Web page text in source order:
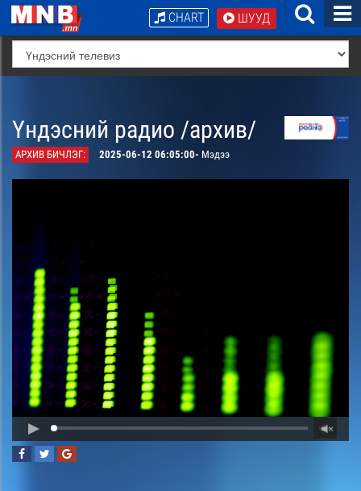
ШУУД
CHART
Үндэсний радио /архив/
АРХИВ БИЧЛЭГ: 2025-06-12 06:05:00- Мэдээ